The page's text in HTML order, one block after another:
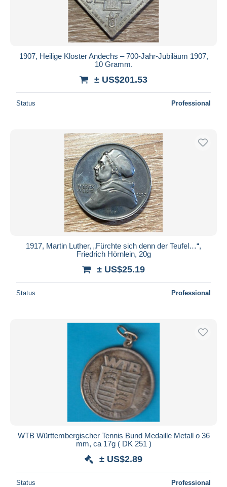
1907, Heilige Kloster Andechs – 700-Jahr-Jubiläum 1907,
10 Gramm.
± US$201.53
Status Professional
1917, Martin Luther, „Fürchte sich denn der Teufel…“,
Friedrich Hörnlein, 20g
± US$25.19
Status Professional
WTB Württembergischer Tennis Bund Medaille Metall o 36
mm, ca 17g ( DK 251 )
± US$2.89
Status Professional